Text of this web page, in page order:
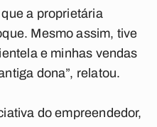
a proprietária
Mesmo assim, tive
e minhas vendas
dona”, relatou.
do empreendedor,